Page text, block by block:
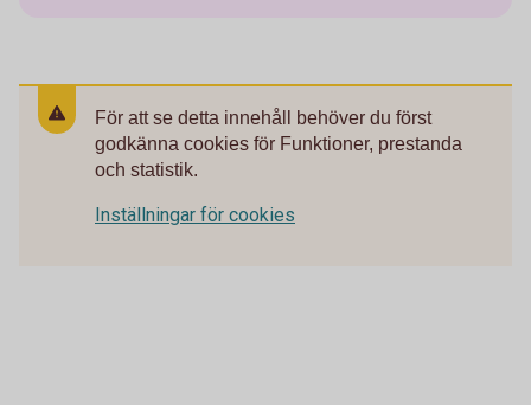
För att se detta innehåll behöver du först
godkänna cookies för Funktioner, prestanda
och statistik.
Inställningar för cookies